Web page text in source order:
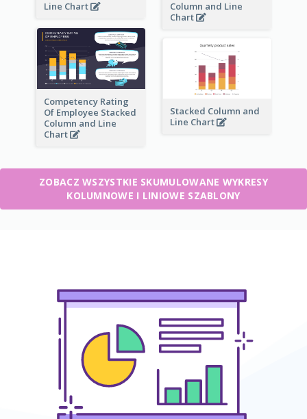
Line Chart
Column and Line
Chart
Competency Rating
Of Employee Stacked
Column and Line
Chart
Stacked Column and
Line Chart
ZOBACZ WSZYSTKIE SKUMULOWANE WYKRESY
KOLUMNOWE I LINIOWE SZABLONY